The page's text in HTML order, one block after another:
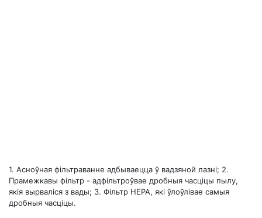
1. Асноўная фільтраванне адбываецца ў вадзяной лазні; 2.
Прамежкавы фільтр - адфільтроўвае дробныя часціцы пылу,
якія вырваліся з вады; 3. Фільтр HEPA, які ўлоўлівае самыя
дробныя часціцы.